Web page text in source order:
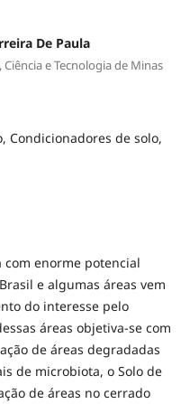
De Paula
e Tecnologia de Minas
Condicionadores de solo,
enorme potencial
e algumas áreas vem
do interesse pelo
áreas objetiva-se com
de áreas degradadas
de microbiota, o Solo de
de áreas no cerrado